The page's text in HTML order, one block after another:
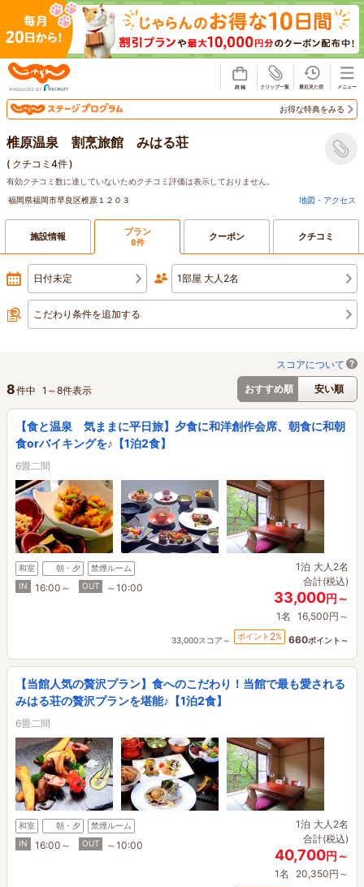
お得な特典をみる
椎原温泉 割烹旅館 みはる荘
( クチコミ4件)
有効クチコミ数に達していないためクチコミ評価は表示しておりません。
福岡県福岡市早良区椎原１２０３
地図・アクセス
施設情報 プラン
8件 クーポン クチコミ
日付未定 1部屋 大人2名
こだわり条件を追加する
スコアについて
おすすめ順
安い順
8件中 1 ～8件表示
【食と温泉 気ままに平日旅】夕食に和洋創作会席、朝食に和朝
食orバイキングを♪【1泊2食】
6畳二間
和室 朝・夕
禁煙ルーム
IN
16:00～ OUT ～10:00
1泊 大人2名
合計(税込)
33,000円～
1名 16,500円～
33,000スコア～ ポイント 2% 660ポイント～
【当館人気の贅沢プラン】食へのこだわり！当館で最も愛される
みはる荘の贅沢プランを堪能♪【1泊2食】
6畳二間
和室 朝・夕
禁煙ルーム
IN
16:00～ OUT ～10:00
1泊 大人2名
合計(税込)
40,700円～
1名 20,350円～